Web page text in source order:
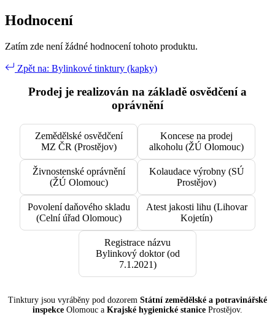
Hodnocení
Zatím zde není žádné hodnocení tohoto produktu.
Zpět na: Bylinkové tinktury (kapky)
Prodej je realizován na základě osvědčení a
oprávnění
Zemědělské osvědčení
MZ ČR (Prostějov)
Koncese na prodej
alkoholu (ŽÚ Olomouc)
Živnostenské oprávnění
(ŽÚ Olomouc)
Kolaudace výrobny (SÚ
Prostějov)
Povolení daňového skladu
(Celní úřad Olomouc)
Atest jakosti lihu (Lihovar
Kojetín)
Registrace názvu
Bylinkový doktor (od
7.1.2021)
Tinktury jsou vyráběny pod dozorem Státní zemědělské a potravinářské
inspekce Olomouc a Krajské hygienické stanice Prostějov.